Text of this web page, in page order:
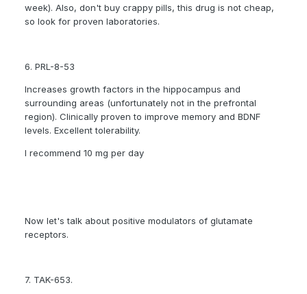
week). Also, don't buy crappy pills, this drug is not cheap,
so look for proven laboratories.
6. PRL-8-53
Increases growth factors in the hippocampus and
surrounding areas (unfortunately not in the prefrontal
region). Clinically proven to improve memory and BDNF
levels. Excellent tolerability.
I recommend 10 mg per day
Now let's talk about positive modulators of glutamate
receptors.
7. TAK-653.